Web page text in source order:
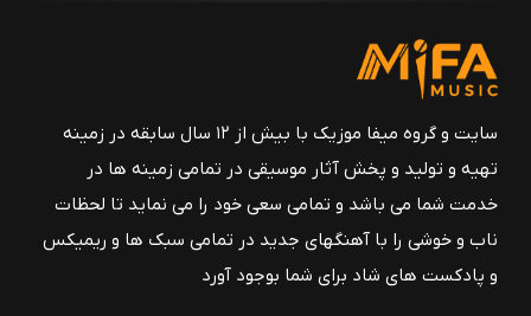
سایت و گروه میفا موزیک با بیش از ۱۲ سال سابقه در زمینه
تهیه و تولید و پخش آثار موسیقی در تمامی زمینه ها در
خدمت شما می باشد و تمامی سعی خود را می نماید تا لحظات
ناب و خوشی را با آهنگهای جدید در تمامی سبک ها و ریمیکس
و پادکست های شاد برای شما بوجود آورد